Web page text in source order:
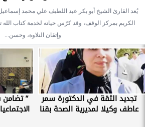
يُعد القارئ الشيخ أبو بكر عبد اللطيف علي محمد
الكريم بمركز الوقف، وقد كرّس حياته لخدمة كتاب الله
وإتقان التلاوة، وحسن...
تجديد الثقة في الدكتورة سمر
عاطف وكيلا لمديرية الصحة بقنا
” تضامن